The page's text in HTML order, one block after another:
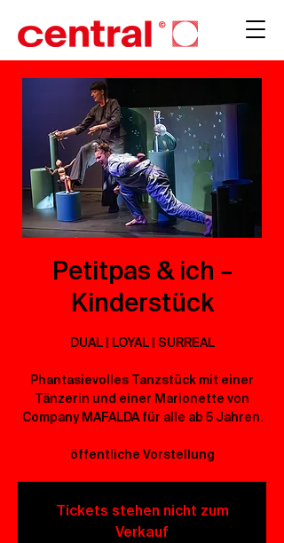
Petitpas & ich –
Kinderstück
DUAL | LOYAL | SURREAL
Phantasievolles Tanzstück mit einer
Tänzerin und einer Marionette von
Company MAFALDA für alle ab 5 Jahren.
öffentliche Vorstellung
Tickets stehen nicht zum
Verkauf